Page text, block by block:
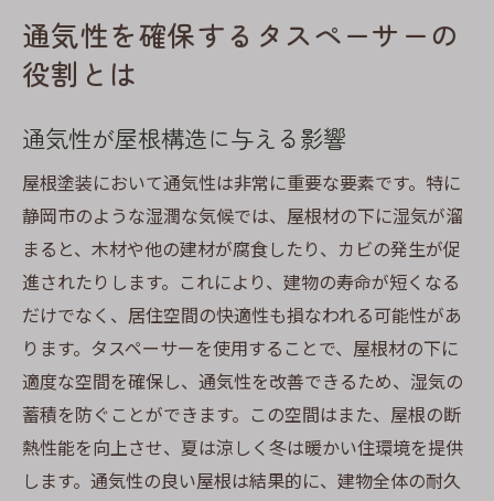
通気性を確保するタスペーサーの
役割とは
通気性が屋根構造に与える影響
屋根塗装において通気性は非常に重要な要素です。特に
静岡市のような湿潤な気候では、屋根材の下に湿気が溜
まると、木材や他の建材が腐食したり、カビの発生が促
進されたりします。これにより、建物の寿命が短くなる
だけでなく、居住空間の快適性も損なわれる可能性があ
ります。タスペーサーを使用することで、屋根材の下に
適度な空間を確保し、通気性を改善できるため、湿気の
蓄積を防ぐことができます。この空間はまた、屋根の断
熱性能を向上させ、夏は涼しく冬は暖かい住環境を提供
します。通気性の良い屋根は結果的に、建物全体の耐久